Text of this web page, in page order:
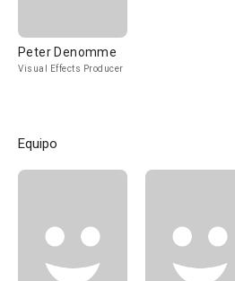
Peter Denomme
Visual Effects Producer
Equipo